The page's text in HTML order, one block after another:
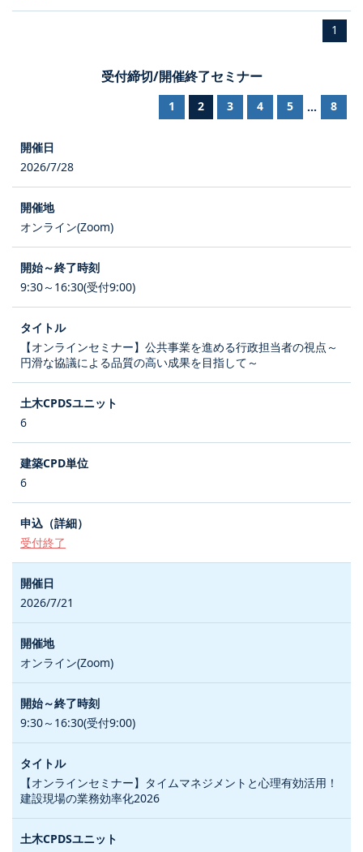
1
受付締切/開催終了セミナー
1 2 3 4 5 ... 8
2026/7/28
オンライン(Zoom)
9:30～16:30(受付9:00)
【オンラインセミナー】公共事業を進める行政担当者の視点～
円滑な協議による品質の高い成果を目指して～
6
6
受付終了
2026/7/21
オンライン(Zoom)
9:30～16:30(受付9:00)
【オンラインセミナー】タイムマネジメントと心理有効活用！
建設現場の業務効率化2026